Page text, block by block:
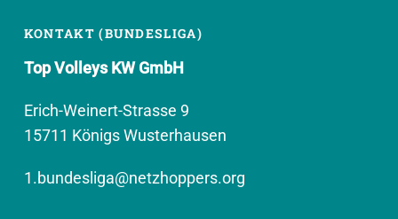
KONTAKT (BUNDESLIGA)
Top Volleys KW GmbH
Erich-Weinert-Strasse 9
15711 Königs Wusterhausen
1.bundesliga@netzhoppers.org